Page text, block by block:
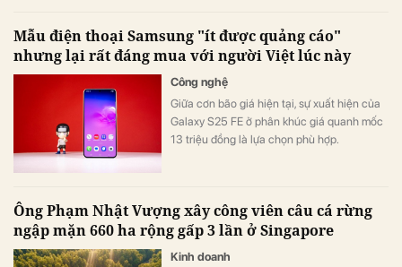
Mẫu điện thoại Samsung "ít được quảng cáo"
nhưng lại rất đáng mua với người Việt lúc này
Công nghệ
Giữa cơn bão giá hiện tại, sự xuất hiện của
Galaxy S25 FE ở phân khúc giá quanh mốc
13 triệu đồng là lựa chọn phù hợp.
Ông Phạm Nhật Vượng xây công viên câu cá rừng
ngập mặn 660 ha rộng gấp 3 lần ở Singapore
Kinh doanh